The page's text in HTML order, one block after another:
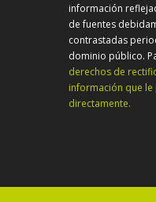
información
de fuentes
contrastadas
dominio público.
derechos de
información que
directamente.